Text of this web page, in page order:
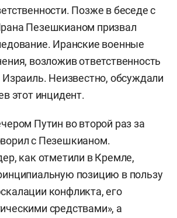
Позже в беседе с
Пезешкианом призвал
Иранские военные
возложив ответственность
Неизвестно, обсуждали
этот инцидент.
Путин во второй раз за
с Пезешкианом.
как отметили в Кремле,
позицию в пользу
конфликта, его
средствами», а